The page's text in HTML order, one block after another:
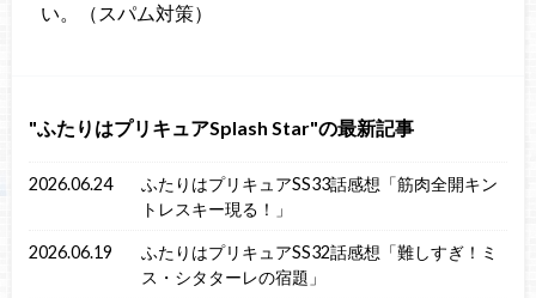
い。（スパム対策）
ふたりはプリキュアSplash Star の最新記事
2026.06.24
ふたりはプリキュアSS33話感想「筋肉全開キン
トレスキー現る！」
2026.06.19
ふたりはプリキュアSS32話感想「難しすぎ！ミ
ス・シタターレの宿題」